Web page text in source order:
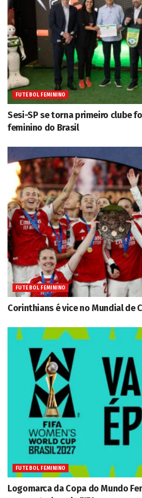
FUTEBOL FEMININO
Sesi-SP se torna primeiro clube
feminino do Brasil
FUTEBOL FEMININO
Corinthians é vice no Mundial de
FUTEBOL FEMININO
Logomarca da Copa do Mundo